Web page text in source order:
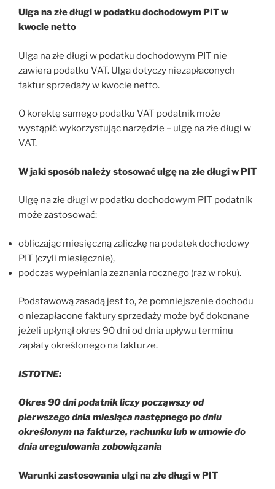
Ulga na złe długi w podatku dochodowym PIT w
kwocie netto
Ulga na złe długi w podatku dochodowym PIT nie
zawiera podatku VAT. Ulga dotyczy niezapłaconych
faktur sprzedaży w kwocie netto.
O korektę samego podatku VAT podatnik może
wystąpić wykorzystując narzędzie – ulgę na złe długi w
VAT.
W jaki sposób należy stosować ulgę na złe długi w PIT
Ulgę na złe długi w podatku dochodowym PIT podatnik
może zastosować:
obliczając miesięczną zaliczkę na podatek dochodowy
PIT (czyli miesięcznie),
podczas wypełniania zeznania rocznego (raz w roku).
Podstawową zasadą jest to, że pomniejszenie dochodu
o niezapłacone faktury sprzedaży może być dokonane
jeżeli upłynął okres 90 dni od dnia upływu terminu
zapłaty określonego na fakturze.
ISTOTNE:
Okres 90 dni podatnik liczy począwszy od
pierwszego dnia miesiąca następnego po dniu
określonym na fakturze, rachunku lub w umowie do
dnia uregulowania zobowiązania
Warunki zastosowania ulgi na złe długi w PIT